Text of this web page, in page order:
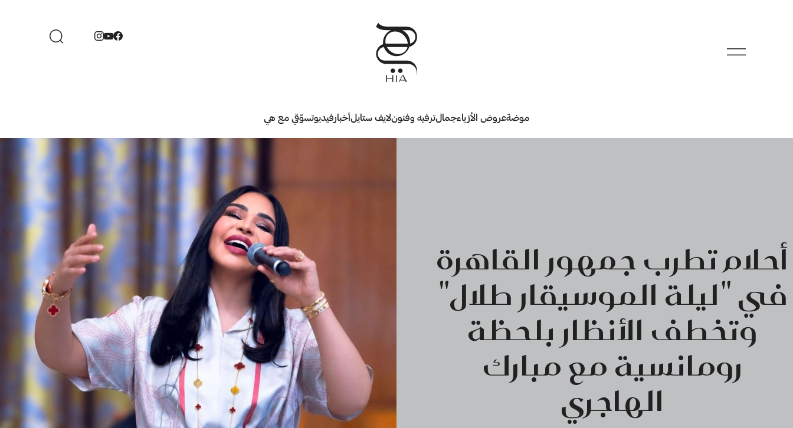
موضةعروض الأزياءجمالترفيه وفنونلايف ستايلأخبارفيديوتسوّقي مع هي
أحلام تطرب جمهور القاهرة
في "ليلة الموسيقار طلال"
وتخطف الأنظار بلحظة
رومانسية مع مبارك
الهاجري